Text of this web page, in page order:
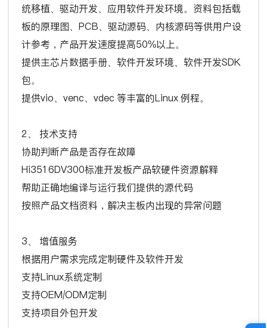
统移植、驱动开发、应用软件开发环境。资料包括载
板的原理图、PCB、驱动源码、内核源码等供用户设
计参考，产品开发速度提高50%以上。
提供主芯片数据手册、软件开发环境、软件开发SDK
包。
提供vio、venc、vdec 等丰富的Linux 例程。
2、 技术支持
协助判断产品是否存在故障
Hi3516DV300标准开发板产品软硬件资源解释
帮助正确地编译与运行我们提供的源代码
按照产品文档资料，解决主板内出现的异常问题
3、 增值服务
根据用户需求完成定制硬件及软件开发
支持Linux系统定制
支持OEM/ODM定制
支持项目外包开发